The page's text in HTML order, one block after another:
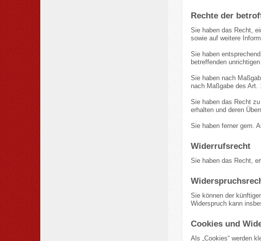
Rechte der
Sie haben das Recht,
sowie auf weitere
Sie haben
betreffenden
Sie haben nach
nach Maßgabe des Art.
Sie haben das Recht
erhalten und deren
Sie haben ferner gem.
Widerrufsrecht
Sie haben das Recht,
Sie können der
Widerspruch kann
Cookies und
Als „Cookies“ werden